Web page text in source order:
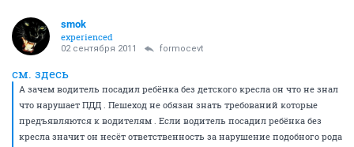
smok
experienced
02 сентября 2011 formocevt
см. здесь
А зачем водитель посадил ребёнка без детского кресла он что не знал
что нарушает ПДД . Пешеход не обязан знать требований которые
предъявляются к водителям . Если водитель посадил ребёнка без
кресла значит он несёт ответственность за нарушение подобного рода